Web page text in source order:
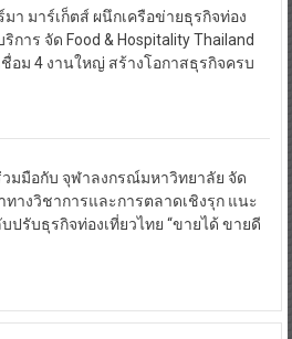
า มาร์เก็ตส์ ผนึกเครือข่ายธุรกิจท่อง
ริการ จัด Food & Hospitality Thailand
ชื่อม 4 งานใหญ่ สร้างโอกาสธุรกิจครบ
มมือกับ จุฬาลงกรณ์มหาวิทยาลัย จัด
ทางวิชาการและการตลาดเชิงรุก แนะ
ปรับธุรกิจท่องเที่ยวไทย “ขายได้ ขายดี